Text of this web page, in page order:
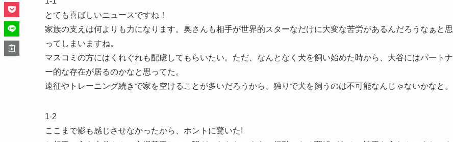
とても喜ばしいニュースですね！
家族の支えは何よりも力になります。奥さんも相手が世界的スターなだけに大変な苦労があるんだろうなぁと思
ってしまいますね。
マスコミの方にはくれぐれも配慮してもらいたい。ただ、なんとなく犬を飼い始めた時から、大谷にはパートナ
ー的な存在が居るのかなと思ってた。
遠征やトレーニング続きで家を空けることが多いだろうから、独りで犬を飼うのは不可能なんじゃないかなと。
1-2
ここまで影も感じさせなかったから、ホントに驚いた!